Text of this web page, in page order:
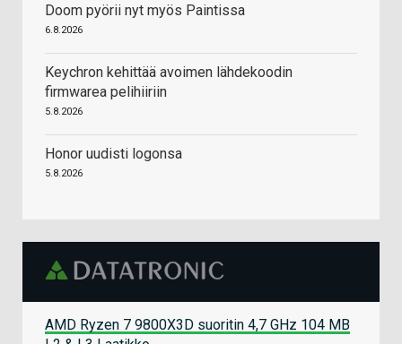
Doom pyörii nyt myös Paintissa
6.8.2026
Keychron kehittää avoimen lähdekoodin
firmwarea pelihiiriin
5.8.2026
Honor uudisti logonsa
5.8.2026
AMD Ryzen 7 9800X3D suoritin 4,7 GHz 104 MB